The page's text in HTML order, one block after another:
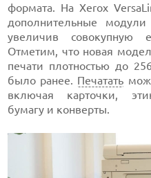
формата. На Xerox
дополнительные
увеличив совокупную
Отметим, что новая
печати плотностью до
было ранее. Печатать
включая карточки,
бумагу и конверты.